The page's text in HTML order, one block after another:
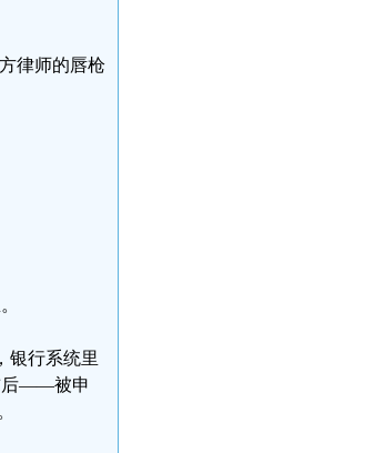
律师的唇枪
银行系统里
后——被申